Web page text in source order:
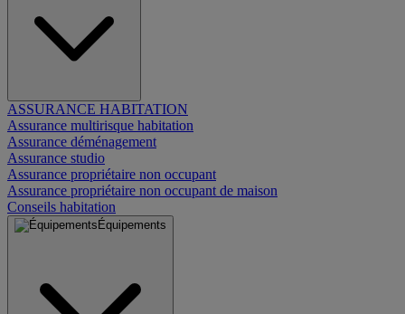
ASSURANCE HABITATION
Assurance multirisque habitation
Assurance déménagement
Assurance studio
Assurance propriétaire non occupant
Assurance propriétaire non occupant de maison
Conseils habitation
Équipements